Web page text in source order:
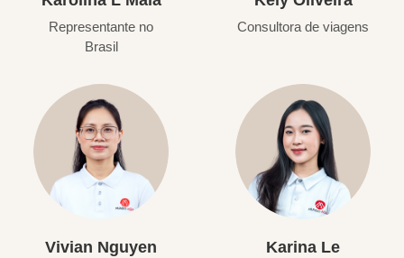
Representante no
Brasil
Consultora de viagens
Vivian Nguyen Karina Le